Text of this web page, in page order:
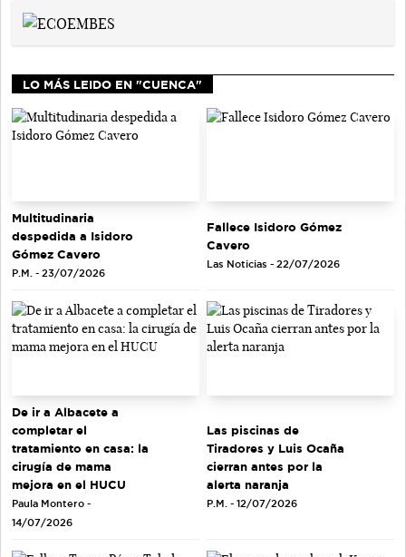
LO MÁS LEIDO EN "CUENCA"
Multitudinaria
despedida a Isidoro
Gómez Cavero
P.M. - 23/07/2026
Fallece Isidoro Gómez
Cavero
Las Noticias - 22/07/2026
De ir a Albacete a
completar el
tratamiento en casa: la
cirugía de mama
mejora en el HUCU
Paula Montero -
14/07/2026
Las piscinas de
Tiradores y Luis Ocaña
cierran antes por la
alerta naranja
P.M. - 12/07/2026